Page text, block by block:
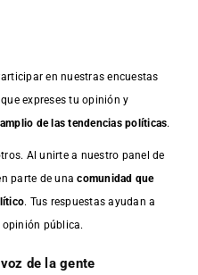
en nuestras encuestas
expreses tu opinión y
de las tendencias políticas.
Al unirte a nuestro panel de
parte de unacomunidad que
. Tus respuestas ayudan a
pública.
de la gente